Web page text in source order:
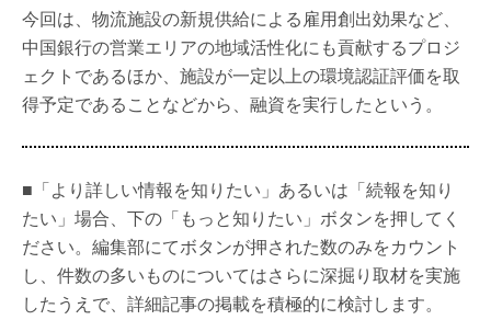
今回は、物流施設の新規供給による雇用創出効果など、
中国銀行の営業エリアの地域活性化にも貢献するプロジ
ェクトであるほか、施設が一定以上の環境認証評価を取
得予定であることなどから、融資を実行したという。
■「より詳しい情報を知りたい」あるいは「続報を知り
たい」場合、下の「もっと知りたい」ボタンを押してく
ださい。編集部にてボタンが押された数のみをカウント
し、件数の多いものについてはさらに深掘り取材を実施
したうえで、詳細記事の掲載を積極的に検討します。